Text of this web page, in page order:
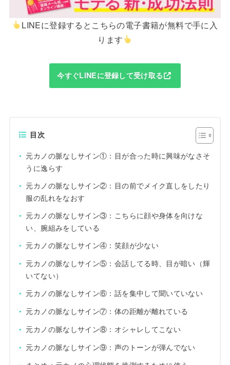
LINEに登録するとこちらの電子書籍が無料で手に入
ります
今すぐLINEに登録して受け取る
目次
元カノの脈なしサイン①：目が合った時に興味がなさそ
うに逸らす
元カノの脈なしサイン②：目の前でメイク直しをしたり
服の乱れをなおす
元カノの脈なしサイン③：こちらに顔や身体を向けな
い、腕組みをしている
元カノの脈なしサイン④：笑顔が少ない
元カノの脈なしサイン⑤：会話してる時、目が暗い（輝
いてない）
元カノの脈なしサイン⑥：話を集中して聞いていない
元カノの脈なしサイン⑦：体の距離が離れている
元カノの脈なしサイン⑧：オシャレしてこない
元カノの脈なしサイン⑨：声のトーンが弾んでない